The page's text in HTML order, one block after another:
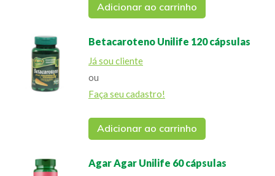
Adicionar ao carrinho
Betacaroteno Unilife 120 cápsulas
Já sou cliente
ou
Faça seu cadastro!
Adicionar ao carrinho
Agar Agar Unilife 60 cápsulas